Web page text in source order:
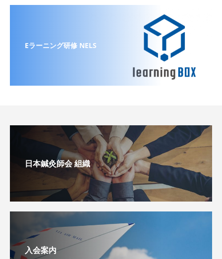
Eラーニング研修 NELS
日本鍼灸師会 組織
入会案内